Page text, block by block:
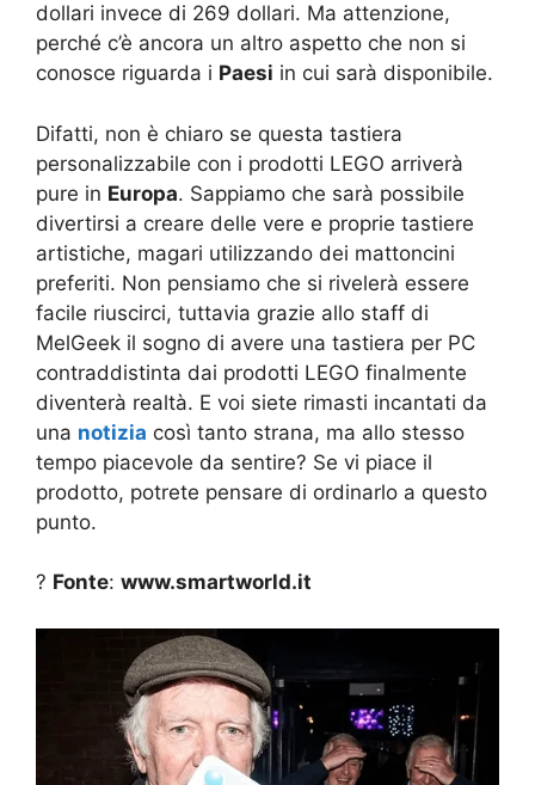
dollari invece di 269 dollari. Ma attenzione,
perché c’è ancora un altro aspetto che non si
conosce riguarda i Paesi in cui sarà disponibile.
Difatti, non è chiaro se questa tastiera
personalizzabile con i prodotti LEGO arriverà
pure in Europa. Sappiamo che sarà possibile
divertirsi a creare delle vere e proprie tastiere
artistiche, magari utilizzando dei mattoncini
preferiti. Non pensiamo che si rivelerà essere
facile riuscirci, tuttavia grazie allo staff di
MelGeek il sogno di avere una tastiera per PC
contraddistinta dai prodotti LEGO finalmente
diventerà realtà. E voi siete rimasti incantati da
una notizia così tanto strana, ma allo stesso
tempo piacevole da sentire? Se vi piace il
prodotto, potrete pensare di ordinarlo a questo
punto.
? Fonte: www.smartworld.it